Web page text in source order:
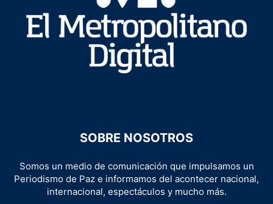
SOBRE NOSOTROS
Somos un medio de comunicación que impulsamos un
Periodismo de Paz e informamos del acontecer nacional,
internacional, espectáculos y mucho más.